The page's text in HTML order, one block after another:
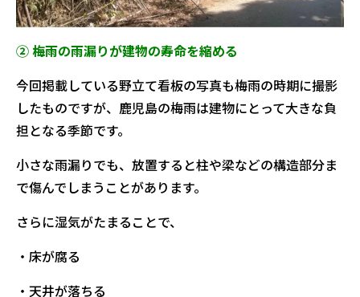
② 梅雨の雨漏りが建物の寿命を縮める
今回掲載している野立て看板の写真も梅雨の時期に撮影
したものですが、鹿児島の梅雨は建物にとって大きな負
担となる季節です。
小さな雨漏りでも、放置すると柱や梁などの構造部分ま
で傷んでしまうことがあります。
さらに湿気がたまることで、
・床が腐る
・天井が落ちる